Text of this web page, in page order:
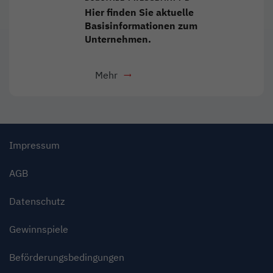
Hier finden Sie aktuelle
Basisinformationen zum
Unternehmen.
Mehr - Download als PDF
Link öffnet in neuem Fenster
Impressum
AGB
Datenschutz
Gewinnspiele
Beförderungsbedingungen